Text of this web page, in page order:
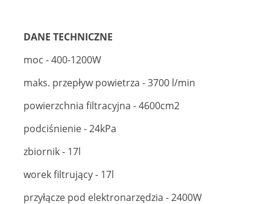
DANE TECHNICZNE
moc - 400-1200W
maks. przepływ powietrza - 3700 l/min
powierzchnia filtracyjna - 4600cm2
podciśnienie - 24kPa
zbiornik - 17l
worek filtrujący - 17l
przyłącze pod elektronarzędzia - 2400W